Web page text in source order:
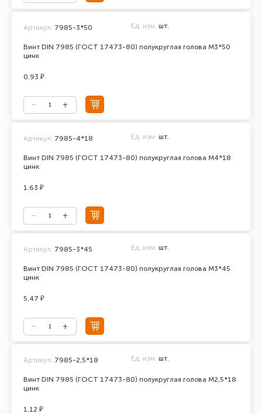
Винт DIN 7985 (ГОСТ 17473-80) полукруглая голова М3*50
цинк
Артикул: 7985-3*50 Ед. изм. шт.
0.93 ₽
Винт DIN 7985 (ГОСТ 17473-80) полукруглая голова М4*18
цинк
Артикул: 7985-4*18 Ед. изм. шт.
1.63 ₽
Винт DIN 7985 (ГОСТ 17473-80) полукруглая голова М3*45
цинк
Артикул: 7985-3*45 Ед. изм. шт.
5.47 ₽
Винт DIN 7985 (ГОСТ 17473-80) полукруглая голова М2,5*18
цинк
Артикул: 7985-2,5*18 Ед. изм. шт.
1.12 ₽